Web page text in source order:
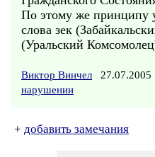
По этому же принципу
слова зек
(Уральский
Виктор Винчел 27.07.2005
нарушении
+ добавить замечания